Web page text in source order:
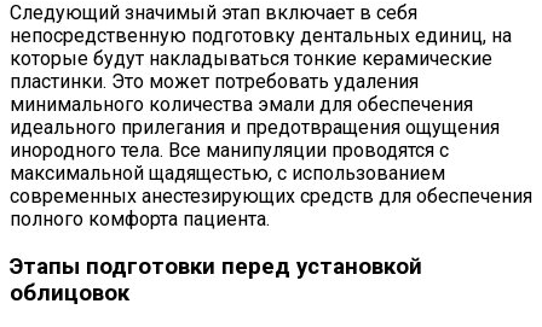
Следующий значимый этап включает в себя
непосредственную подготовку дентальных единиц, на
которые будут накладываться тонкие керамические
пластинки. Это может потребовать удаления
минимального количества эмали для обеспечения
идеального прилегания и предотвращения ощущения
инородного тела. Все манипуляции проводятся с
максимальной щадящестью, с использованием
современных анестезирующих средств для обеспечения
полного комфорта пациента.
Этапы подготовки перед установкой
облицовок